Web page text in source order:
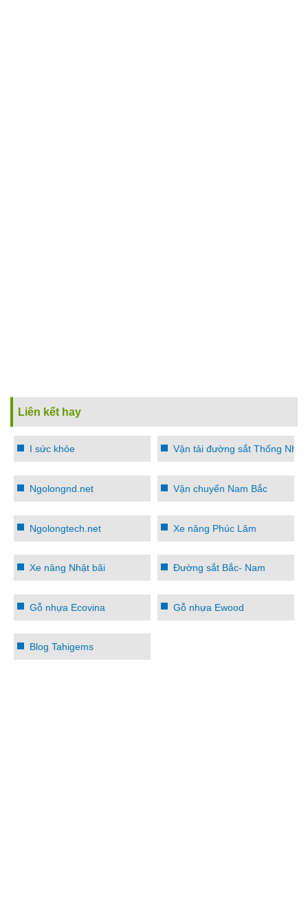
Liên kết hay
I sức khỏe Vận tải đường sắt Thống Nhất
Ngolongnd.net Vận chuyển Nam Bắc
Ngolongtech.net Xe nâng Phúc Lâm
Xe nâng Nhật bãi Đường sắt Bắc- Nam
Gỗ nhựa Ecovina Gỗ nhựa Ewood
Blog Tahigems